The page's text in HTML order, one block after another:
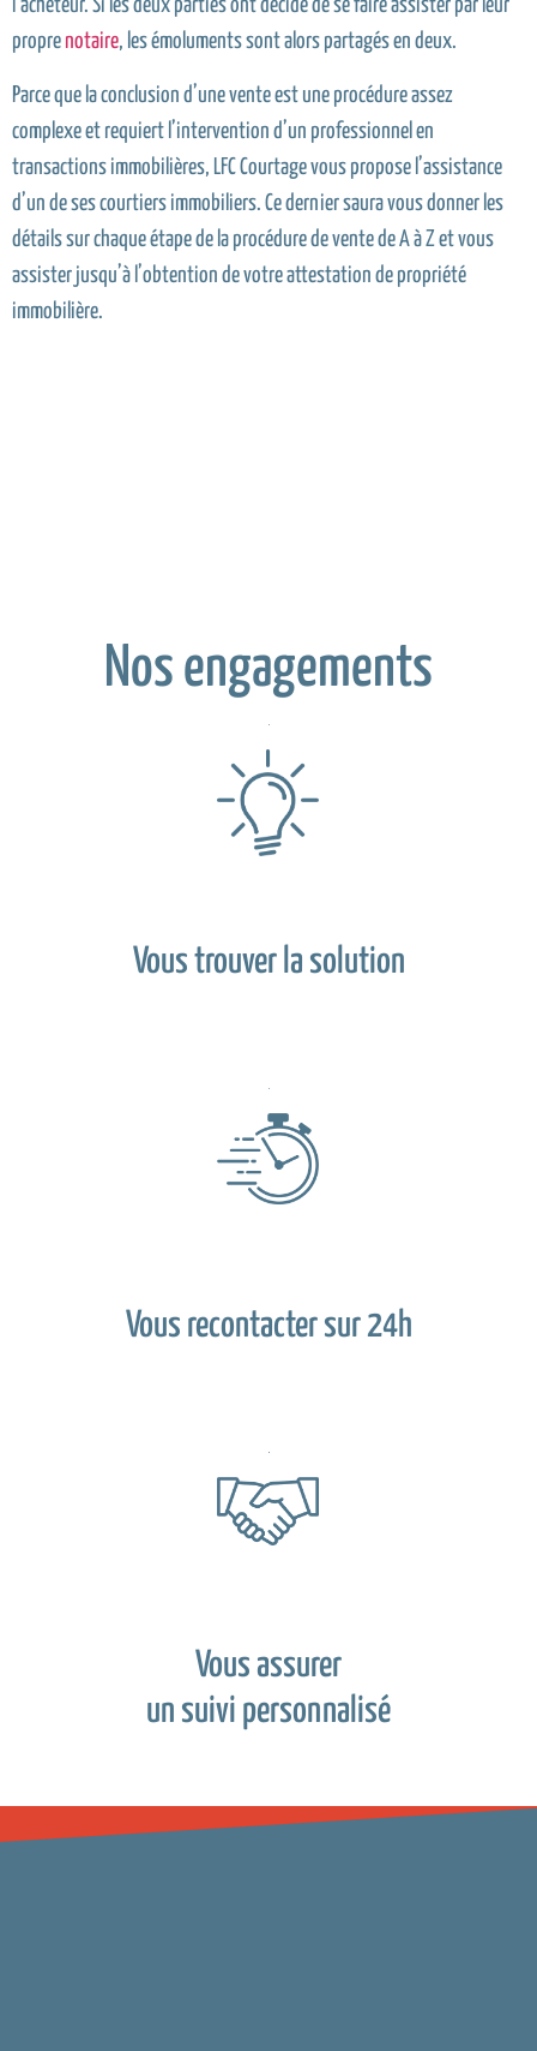
l’acheteur. Si les deux parties ont décidé de se faire assister par leur
propre notaire, les émoluments sont alors partagés en deux.
Parce que la conclusion d’une vente est une procédure assez
complexe et requiert l’intervention d’un professionnel en
transactions immobilières, LFC Courtage vous propose l’assistance
d’un de ses courtiers immobiliers. Ce dernier saura vous donner les
détails sur chaque étape de la procédure de vente de A à Z et vous
assister jusqu’à l’obtention de votre attestation de propriété
immobilière.
Nos engagements
Vous trouver la solution
Vous recontacter sur 24h
Vous assurer
un suivi personnalisé